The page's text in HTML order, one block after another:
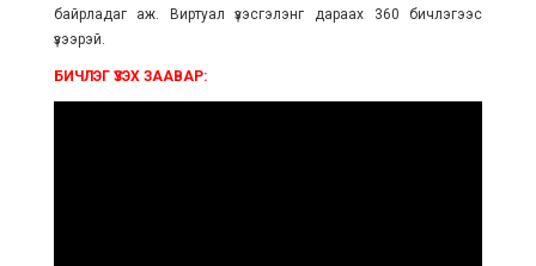
байрладаг аж. Виртуал үзэсгэлэнг дараах 360 бичлэгээс
үзээрэй.
БИЧЛЭГ ҮЗЭХ ЗААВАР: